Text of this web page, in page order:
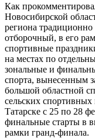
Как
Новосибирской
региона
отборочный, в его
спортивные
на местах по
зональные и
спорта, вынесенным
большой областной
сельских спортивных
Татарске с 25 по 28
финальные старты в
рамки гранд-финала.